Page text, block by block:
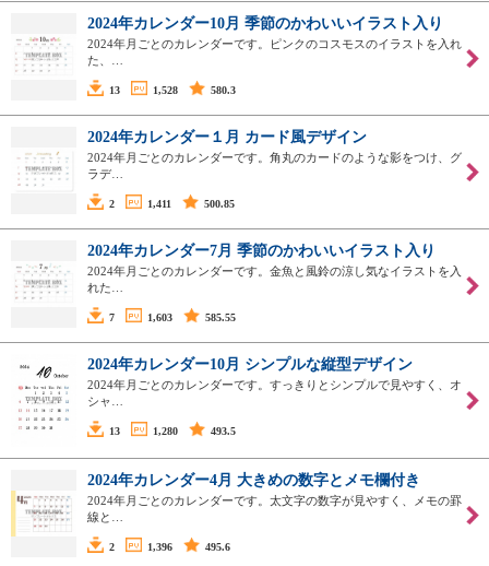
2024年カレンダー10月 季節のかわいいイラスト入り
2024年月ごとのカレンダーです。ピンクのコスモスのイラストを入れ
た、…
13 1,528 580.3
2024年カレンダー１月 カード風デザイン
2024年月ごとのカレンダーです。角丸のカードのような影をつけ、グ
ラデ…
2 1,411 500.85
2024年カレンダー7月 季節のかわいいイラスト入り
2024年月ごとのカレンダーです。金魚と風鈴の涼し気なイラストを入
れた…
7 1,603 585.55
2024年カレンダー10月 シンプルな縦型デザイン
2024年月ごとのカレンダーです。すっきりとシンプルで見やすく、オ
シャ…
13 1,280 493.5
2024年カレンダー4月 大きめの数字とメモ欄付き
2024年月ごとのカレンダーです。太文字の数字が見やすく、メモの罫
線と…
2 1,396 495.6